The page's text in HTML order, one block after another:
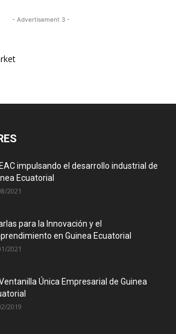
- Advertisement 3 -
impulsando el desarrollo industrial de
Ecuatorial
2021
para la Innovación y el
en Guinea Ecuatorial
2021
Única Empresarial de Guinea
2019